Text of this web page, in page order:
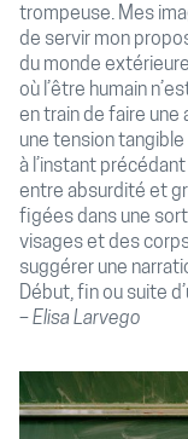
trompeuse. Mes
de servir mon
du monde
où l’être humain
en train de faire
une tension
à l’instant
entre absurdité et
figées dans une
visages et des
suggérer une
Début, fin ou suite
Elisa Larvego